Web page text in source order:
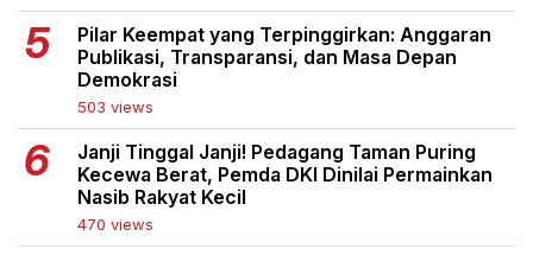
Pilar Keempat yang Terpinggirkan: Anggaran
Publikasi, Transparansi, dan Masa Depan
Demokrasi
503 views
Janji Tinggal Janji! Pedagang Taman Puring
Kecewa Berat, Pemda DKI Dinilai Permainkan
Nasib Rakyat Kecil
470 views